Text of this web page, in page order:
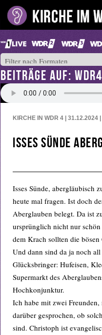
BEITRÄGE AUF: WDR4
KIRCHE IN WDR 4 | 31.12.2024
Isses Sünde
Isses Sünde, abergläubisch
heute mal fragen. Ist doch
Aberglauben belegt. Da ist
ursprünglich nicht nur
dem Krach sollten die
Und dann sind da ja noch
Glücksbringer: Hufeisen,
Supermarkt des
Hochkonjunktur.
Ich habe mit zwei
darüber gesprochen, ob
sind. Christoph ist